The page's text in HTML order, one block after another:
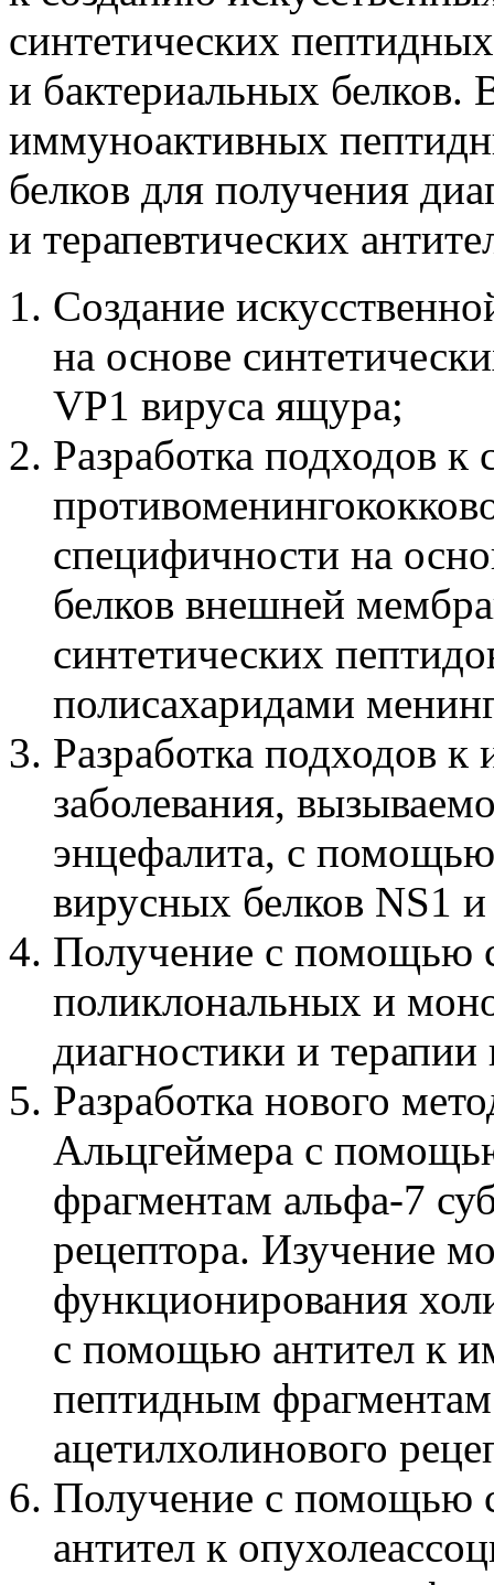
синтетических
и бактериальных белков.
иммуноактивных
белков для получения
и терапевтических
Создание
на основе
VP1 вируса ящура;
Разработка подходов к
специфичности на
белков внешней
синтетических
полисахаридами
Разработка подходов
заболевания,
энцефалита, с
вирусных белков NS1
Получение с помощью
поликлональных и
диагностики и
Разработка нового
Альцгеймера с
фрагментам альфа-7
рецептора. Изучение
функционирования
с помощью антител к
пептидным
ацетилхолинового
Получение с помощью
антител к